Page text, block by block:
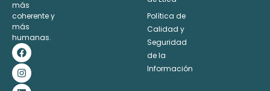
más
coherente y
más
humanas.
F
a
c
e
b
I
n
s
t
a
L
i
n
k
e
Y
o
u
t
u
Política de
Calidad y
Seguridad
de la
Información